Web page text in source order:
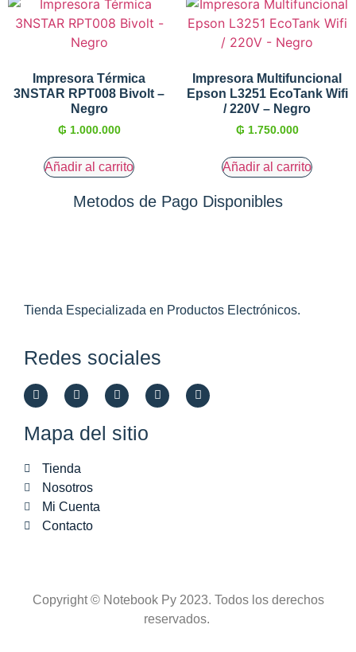
Impresora Térmica
3NSTAR RPT008 Bivolt –
Negro
₲ 1.000.000
Añadir al carrito
Impresora Multifuncional
Epson L3251 EcoTank Wifi
/ 220V – Negro
₲ 1.750.000
Añadir al carrito
Metodos de Pago Disponibles
Tienda Especializada en Productos Electrónicos.
Redes sociales
Mapa del sitio
Tienda
Nosotros
Mi Cuenta
Contacto
Copyright © Notebook Py 2023. Todos los derechos
reservados.